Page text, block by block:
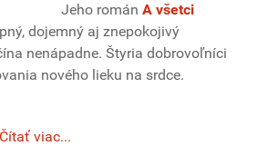
Jeho román A všetci
dojemný aj znepokojivý
nenápadne. Štyria dobrovoľníci
nového lieku na srdce.
Čítať viac...